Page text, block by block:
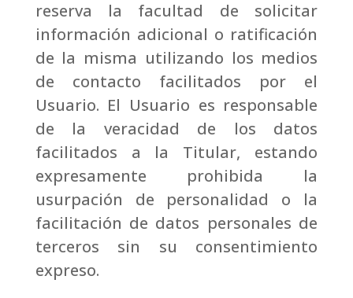
reserva la facultad de solicitar
información adicional o ratificación
de la misma utilizando los medios
de contacto facilitados por el
Usuario. El Usuario es responsable
de la veracidad de los datos
facilitados a la Titular, estando
expresamente prohibida la
usurpación de personalidad o la
facilitación de datos personales de
terceros sin su consentimiento
expreso.